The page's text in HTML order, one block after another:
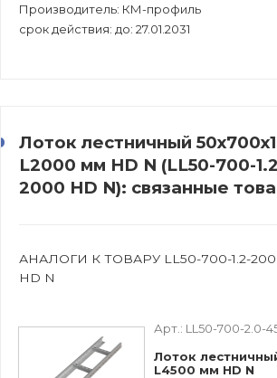
Производитель: КМ-профиль
срок действия: до: 27.01.2031
Лоток лестничный
L2000 мм HD N (LL50-700-
2000 HD N): связанные
АНАЛОГИ К ТОВАРУ LL50-700-1.2-
HD N
Арт.: LL50-700-2.0-
Лоток
L4500 мм HD N